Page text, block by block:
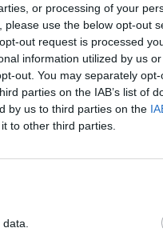
or processing of your
use the below opt-out
out request is processed
information utilized by us
out. You may separately
parties on the IAB’s list of
by us to third parties on the
to other third parties.
réussi à
et à doubler
tout sur la
désormais
Notre
et de
clients, mais
de constater
du groupe.
et